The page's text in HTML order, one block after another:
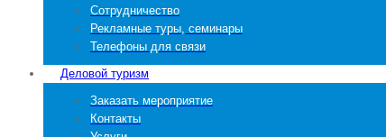
Сотрудничество
Рекламные туры, семинары
Телефоны для связи
Деловой туризм
Заказать мероприятие
Контакты